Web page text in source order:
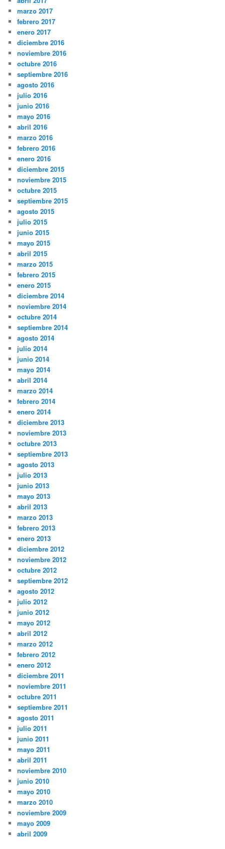
marzo 2017
febrero 2017
enero 2017
diciembre 2016
noviembre 2016
octubre 2016
septiembre 2016
agosto 2016
julio 2016
junio 2016
mayo 2016
abril 2016
marzo 2016
febrero 2016
enero 2016
diciembre 2015
noviembre 2015
octubre 2015
septiembre 2015
agosto 2015
julio 2015
junio 2015
mayo 2015
abril 2015
marzo 2015
febrero 2015
enero 2015
diciembre 2014
noviembre 2014
octubre 2014
septiembre 2014
agosto 2014
julio 2014
junio 2014
mayo 2014
abril 2014
marzo 2014
febrero 2014
enero 2014
diciembre 2013
noviembre 2013
octubre 2013
septiembre 2013
agosto 2013
julio 2013
junio 2013
mayo 2013
abril 2013
marzo 2013
febrero 2013
enero 2013
diciembre 2012
noviembre 2012
octubre 2012
septiembre 2012
agosto 2012
julio 2012
junio 2012
mayo 2012
abril 2012
marzo 2012
febrero 2012
enero 2012
diciembre 2011
noviembre 2011
octubre 2011
septiembre 2011
agosto 2011
julio 2011
junio 2011
mayo 2011
abril 2011
noviembre 2010
junio 2010
mayo 2010
marzo 2010
noviembre 2009
mayo 2009
abril 2009